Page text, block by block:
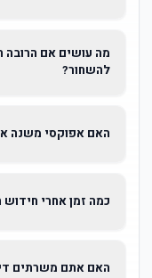
מה עושים אם
להשחור?
האם אפוקסי משנה
כמה זמן אחרי
האם אתם משרתים